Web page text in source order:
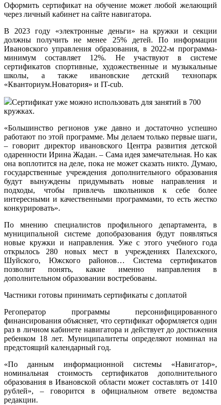
Оформить сертификат на обучение может любой желающий
через личный кабинет на сайте навигатора.
В 2023 году «электронные деньги» на кружки и секции
должны получить не менее 25% детей. По информации
Ивановского управления образования, в 2022-­м программа-
минимум составляет 12%. Не участвуют в системе
сертификатов спортивные, художественные и музыкальные
школы, а также ивановские детский технопарк
«Кванториум.Новатория» и IT-cub.
Сертификат уже можно использовать для занятий в 700
кружках.
«Большинство регионов уже давно и достаточно успешно
работают по этой программе. Мы делаем только первые шаги,
– говорит директор ивановского Центра развития детской
одаренности Ирина Жадан. – Сама идея замечательная. Но как
она воплотится на деле, пока не может сказать никто. Думаю,
государственные учреждения дополнительного образования
будут вынуждены придумывать новые направления и
подходы, чтобы привлечь школьников к себе более
интересными и качественными программами, то есть жестко
конкурировать».
По мнению специалистов профильного департамента, в
муниципальной системе допобразования будут появляться
новые кружки и направления. Уже с этого учебного года
открылось 280 новых мест в учреждениях Палехского,
Шуйского, Южского районов… Система сертификатов
позволит понять, какие именно направления в
дополнительном образовании востребованы.
Частники готовы принимать сертификаты с доплатой
Регоператор программы персонифицированного
финансирования объясняет, что сертификат оформляется один
раз в личном кабинете навигатора и действует до достижения
ребенком 18 лет. Муниципалитеты определяют номинал на
предстоящий календарный год.
«По данным информационной системы «Навигатор»,
номинальная стоимость сертификатов дополнительного
образования в Ивановской области может составлять от 1410
рублей», – говорится в официальном ответе ведомства
редакции.